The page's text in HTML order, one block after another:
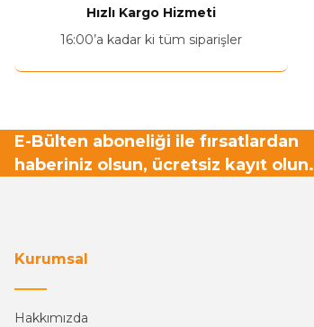
Hızlı Kargo Hizmeti
16:00’a kadar ki tüm siparişler
E-Bülten aboneliği ile fırsatlardan
haberiniz olsun, ücretsiz kayıt olun.
Kurumsal
Hakkımızda